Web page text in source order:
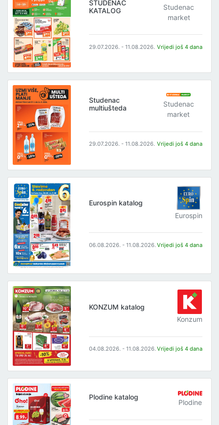
STUDENAC
KATALOG
Studenac
market
29.07.2026. - 11.08.2026. Vrijedi još 4 dana
Studenac
multiušteda
Studenac
market
29.07.2026. - 11.08.2026. Vrijedi još 4 dana
Eurospin katalog
Eurospin
06.08.2026. - 11.08.2026. Vrijedi još 4 dana
KONZUM katalog
Konzum
04.08.2026. - 11.08.2026. Vrijedi još 4 dana
Plodine katalog
Plodine